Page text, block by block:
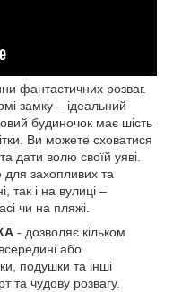
фантастичних розваг.
замку – ідеальний
будиночок має шість
Ви можете сховатися
дати волю своїй уяві.
для захопливих та
так і на вулиці –
чи на пляжі.
- дозволяє кільком
або
подушки та інші
та чудову розвагу.